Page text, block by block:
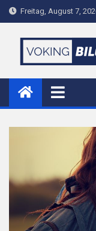
Skip
to
content
Freitag, August 7,
voking-